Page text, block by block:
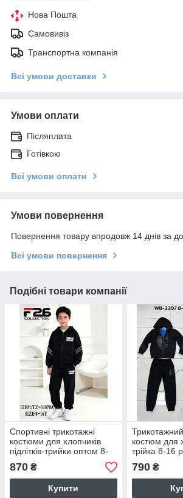
Нова Пошта
Самовивіз
Транспортна компанія
Всі умови доставки
Умови оплати
Післяплата
Готівкою
Всі умови оплати
Умови повернення
Повернення товару впродовж 14 днів за
Всі умови повернення
Подібні товари компанії
Спортивні трикотажні
костюми для хлопчиків
підлітків-трийки оптом 8-
16 років
870 ₴
Купити
костюм для
трійка 8-16
790₴